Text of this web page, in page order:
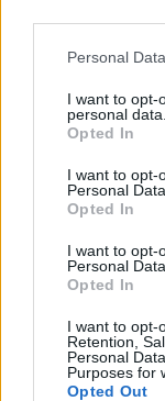
Please note that
not limited to
grant or deny
use your data for
consent section.
Personal
I want to opt-
personal data.
Opted In
I want to opt-
Personal Data.
Opted In
I want to opt-
Personal
Opted In
I want to opt-
Retention,
Personal
Purposes for
Opted Out
Helyi hírek
Látlelet a hazai